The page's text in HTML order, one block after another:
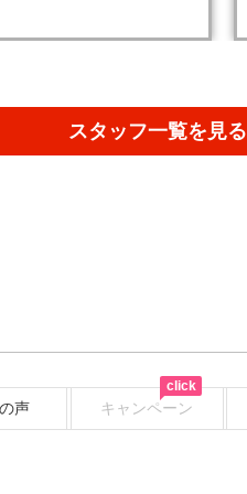
スタッフ一覧を見る
声 キャンペーン
click